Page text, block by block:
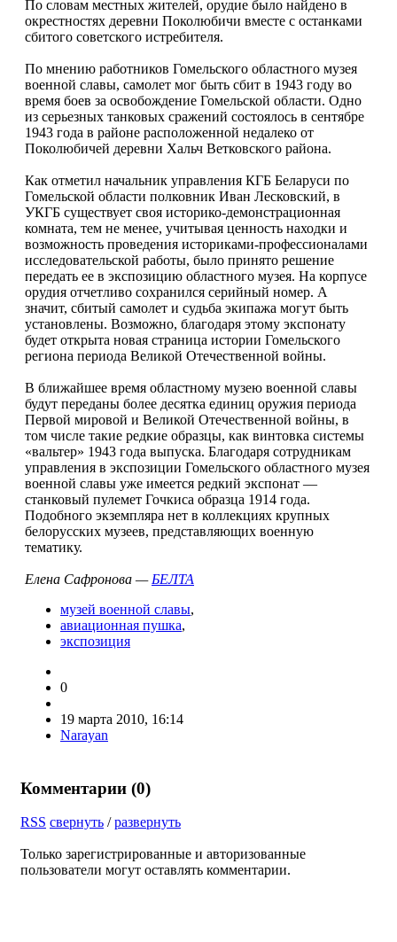
По словам местных жителей, орудие было найдено в
окрестностях деревни Поколюбичи вместе с останками
сбитого советского истребителя.
По мнению работников Гомельского областного музея
военной славы, самолет мог быть сбит в 1943 году во
время боев за освобождение Гомельской области. Одно
из серьезных танковых сражений состоялось в сентябре
1943 года в районе расположенной недалеко от
Поколюбичей деревни Хальч Ветковского района.
Как отметил начальник управления КГБ Беларуси по
Гомельской области полковник Иван Лесковский, в
УКГБ существует своя историко-демонстрационная
комната, тем не менее, учитывая ценность находки и
возможность проведения историками-профессионалами
исследовательской работы, было принято решение
передать ее в экспозицию областного музея. На корпусе
орудия отчетливо сохранился серийный номер. А
значит, сбитый самолет и судьба экипажа могут быть
установлены. Возможно, благодаря этому экспонату
будет открыта новая страница истории Гомельского
региона периода Великой Отечественной войны.
В ближайшее время областному музею военной славы
будут переданы более десятка единиц оружия периода
Первой мировой и Великой Отечественной войны, в
том числе такие редкие образцы, как винтовка системы
«вальтер» 1943 года выпуска. Благодаря сотрудникам
управления в экспозиции Гомельского областного музея
военной славы уже имеется редкий экспонат —
станковый пулемет Гочкиса образца 1914 года.
Подобного экземпляра нет в коллекциях крупных
белорусских музеев, представляющих военную
тематику.
Елена Сафронова — БЕЛТА
музей военной славы,
авиационная пушка,
экспозиция
0
19 марта 2010, 16:14
Narayan
Комментарии (0)
RSS свернуть /развернуть
Только зарегистрированные и авторизованные
пользователи могут оставлять комментарии.